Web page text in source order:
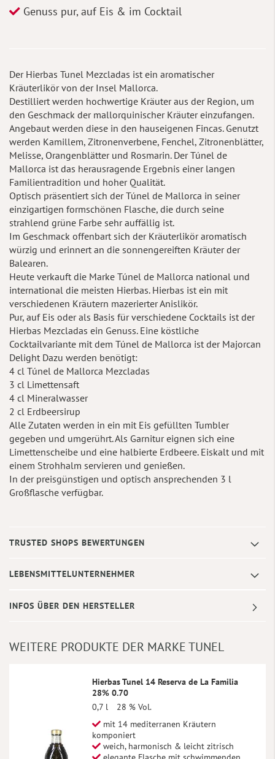
Genuss pur, auf Eis & im Cocktail
Der Hierbas Tunel Mezcladas ist ein aromatischer
Kräuterlikör von der Insel Mallorca.
Destilliert werden hochwertige Kräuter aus der Region, um
den Geschmack der mallorquinischer Kräuter einzufangen.
Angebaut werden diese in den hauseigenen Fincas. Genutzt
werden Kamillem, Zitronenverbene, Fenchel, Zitronenblätter,
Melisse, Orangenblätter und Rosmarin. Der Túnel de
Mallorca ist das herausragende Ergebnis einer langen
Familientradition und hoher Qualität.
Optisch präsentiert sich der Túnel de Mallorca in seiner
einzigartigen formschönen Flasche, die durch seine
strahlend grüne Farbe sehr auffällig ist.
Im Geschmack offenbart sich der Kräuterlikör aromatisch
würzig und erinnert an die sonnengereiften Kräuter der
Balearen.
Heute verkauft die Marke Túnel de Mallorca national und
international die meisten Hierbas. Hierbas ist ein mit
verschiedenen Kräutern mazerierter Anislikör.
Pur, auf Eis oder als Basis für verschiedene Cocktails ist der
Hierbas Mezcladas ein Genuss. Eine köstliche
Cocktailvariante mit dem Túnel de Mallorca ist der Majorcan
Delight Dazu werden benötigt:
4 cl Túnel de Mallorca Mezcladas
3 cl Limettensaft
4 cl Mineralwasser
2 cl Erdbeersirup
Alle Zutaten werden in ein mit Eis gefüllten Tumbler
gegeben und umgerührt. Als Garnitur eignen sich eine
Limettenscheibe und eine halbierte Erdbeere. Eiskalt und mit
einem Strohhalm servieren und genießen.
In der preisgünstigen und optisch ansprechenden 3 l
Großflasche verfügbar.
TRUSTED SHOPS BEWERTUNGEN
LEBENSMITTELUNTERNEHMER
INFOS ÜBER DEN HERSTELLER
WEITERE PRODUKTE DER MARKE TUNEL
Hierbas Tunel 14 Reserva de La Familia
28% 0.70
0,7 l
28 % Vol.
mit 14 mediterranen Kräutern
komponiert
weich, harmonisch & leicht zitrisch